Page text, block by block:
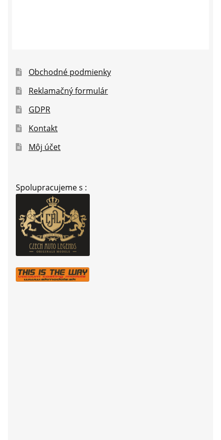
Obchodné podmienky
Reklamačný formulár
GDPR
Kontakt
Môj účet
Spolupracujeme s :